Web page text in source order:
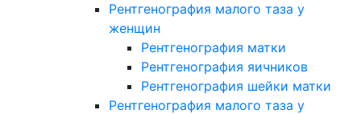
Рентгенография малого таза у
женщин
Рентгенография матки
Рентгенография яичников
Рентгенография шейки матки
Рентгенография малого таза у